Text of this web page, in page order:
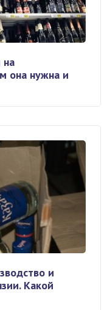
на
она нужна и
и
Какой